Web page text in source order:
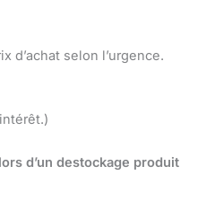
d’achat selon l’urgence.
d’un destockage produit